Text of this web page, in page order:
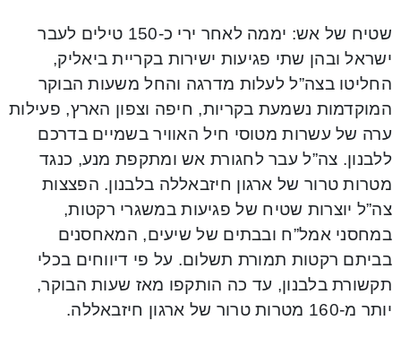
שטיח של אש: יממה לאחר ירי כ-150 טילים לעבר
ישראל ובהן שתי פגיעות ישירות בקריית ביאליק,
החליטו בצה”ל לעלות מדרגה והחל משעות הבוקר
המוקדמות נשמעת בקריות, חיפה וצפון הארץ, פעילות
ערה של עשרות מטוסי חיל האוויר בשמיים בדרכם
ללבנון. צה”ל עבר לחגורת אש ומתקפת מנע, כנגד
מטרות טרור של ארגון חיזבאללה בלבנון. הפצצות
צה”ל יוצרות שטיח של פגיעות במשגרי רקטות,
במחסני אמל”ח ובבתים של שיעים, המאחסנים
בביתם רקטות תמורת תשלום. על פי דיווחים בכלי
תקשורת בלבנון, עד כה הותקפו מאז שעות הבוקר,
יותר מ-160 מטרות טרור של ארגון חיזבאללה.